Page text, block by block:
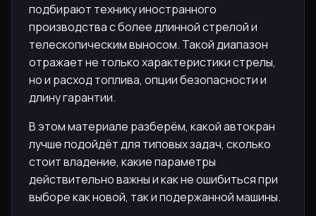
подбирают технику иностранного
производства с более длинной стрелой и
телескопическим выносом. Такой диапазон
отражает не только характеристики стрелы,
но и расход топлива, опции безопасности и
длину гарантии.
В этом материале разберём, какой автокран
лучше подойдёт для типовых задач, сколько
стоит владение, какие параметры
действительно важны и как не ошибиться при
выборе как новой, так и подержанной машины.